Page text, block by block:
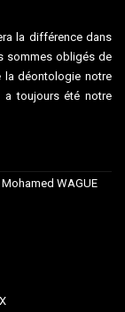
la différence dans
sommes obligés de
la déontologie notre
a toujours été notre
WAGUE